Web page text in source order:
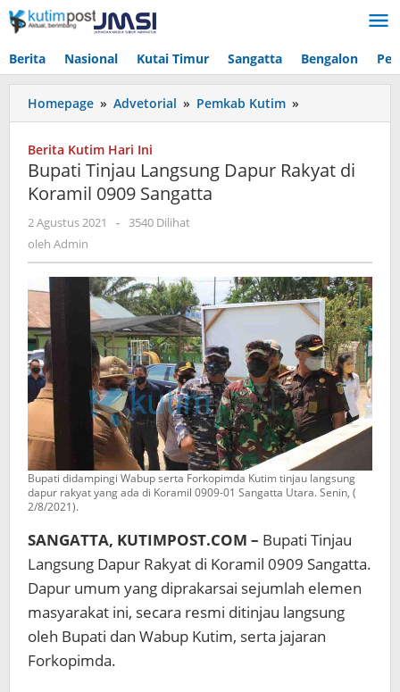
Lewati
ke
Berita Nasional Kutai Timur Sangatta Bengalon
Homepage » Advetorial » Pemkab Kutim »
Tinjau
Rakyat
Berita Kutim Hari Ini
Bupati Tinjau Langsung Dapur Rakyat di
Koramil 0909 Sangatta
2 Agustus 2021
oleh
- 3540 Dilihat
oleh Admin
Bupati didampingi Wabup serta Forkopimda Kutim tinjau langsung
dapur rakyat yang ada di Koramil 0909-01 Sangatta Utara. Senin, (
2/8/2021).
SANGATTA, KUTIMPOST.COM – Bupati Tinjau
Langsung Dapur Rakyat di Koramil 0909 Sangatta.
Dapur umum yang diprakarsai sejumlah elemen
masyarakat ini, secara resmi ditinjau langsung
oleh Bupati dan Wabup Kutim, serta jajaran
Forkopimda.